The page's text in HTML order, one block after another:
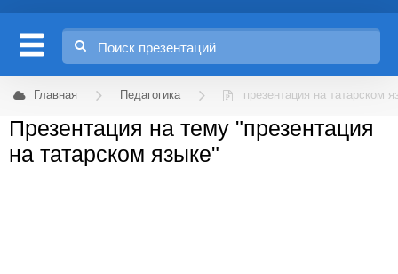
Главная Педагогика презентация на татарском
Презентация на тему "презентация
на татарском языке"